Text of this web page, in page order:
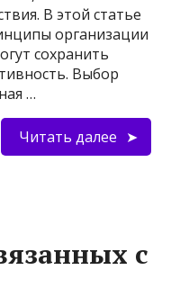
В этой статье
организации
сохранить
Выбор
…
Читать далее
с